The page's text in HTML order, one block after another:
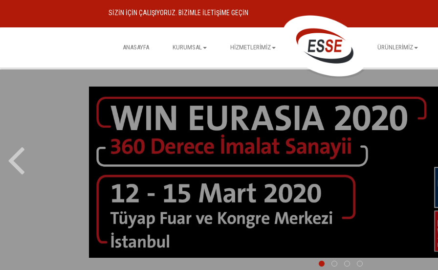
SIZIN IÇIN ÇALIŞIYORUZ. BIZIMLE ILETIŞIME GEÇIN
ANASAYFA KURUMSAL HIZMETLERIMIZ ÜRÜNLERIMIZ